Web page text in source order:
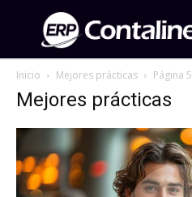
Inicio Mejores prácticas Página 5
Mejores prácticas